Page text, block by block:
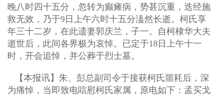
晚八时四十五分，忽转为癫瘫病，势甚沉重，迭经施
救无效，乃于9日上午六时十五分溘然长逝。柯氏享
年三十二岁，在此遗妻郭庆兰，子一。自柯棣华大夫
逝世后，此间各界极为哀悼。已定于18日上午十一
时，开会追悼，并公葬于烈士墓。
【本报讯】朱、彭总副司令于接获柯氏噩耗后，深
为痛悼，当即致电唁慰柯氏家属，原电如下：孟买戈